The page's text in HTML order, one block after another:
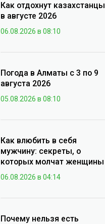
Как отдохнут казахстанцы
в августе 2026
06.08.2026 в 08:10
Погода в Алматы с 3 по 9
августа 2026
05.08.2026 в 08:10
Как влюбить в себя
мужчину: секреты, о
которых молчат женщины
06.08.2026 в 04:14
Почему нельзя есть